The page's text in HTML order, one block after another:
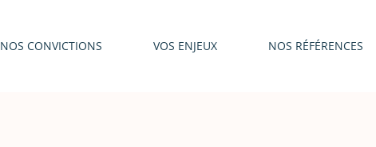
NOS CONVICTIONS VOS ENJEUX NOS RÉFÉRENCES